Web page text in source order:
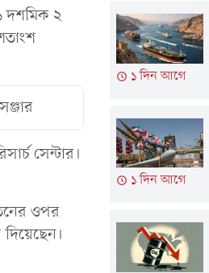
দশমিক ২
সেন্টার।
ওপর
১ দিন আগে
১ দিন আগে